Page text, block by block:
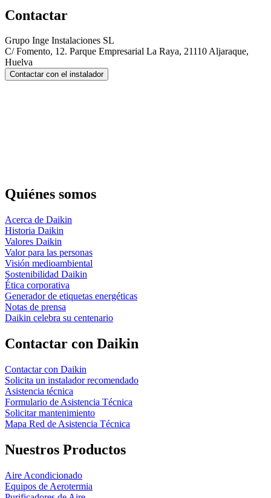
Contactar
Grupo Inge Instalaciones SL
C/ Fomento, 12. Parque Empresarial La Raya, 21110 Aljaraque,
Huelva
Contactar con el instalador
Quiénes somos
Acerca de Daikin
Historia Daikin
Valores Daikin
Valor para las personas
Visión medioambiental
Sostenibilidad Daikin
Ética corporativa
Generador de etiquetas energéticas
Notas de prensa
Daikin celebra su centenario
Contactar con Daikin
Contactar con Daikin
Solicita un instalador recomendado
Asistencia técnica
Formulario de Asistencia Técnica
Solicitar mantenimiento
Mapa Red de Asistencia Técnica
Nuestros Productos
Aire Acondicionado
Equipos de Aerotermia